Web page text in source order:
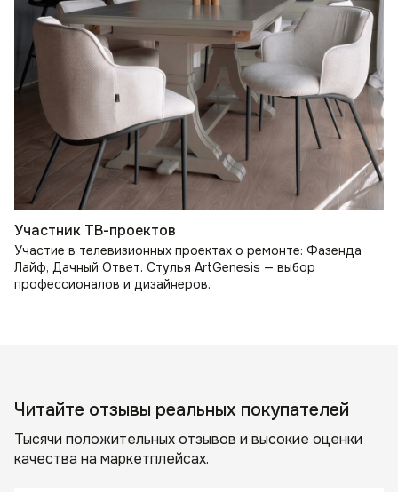
Участник ТВ-проектов
Участие в телевизионных проектах о ремонте: Фазенда
Лайф, Дачный Ответ. Стулья ArtGenesis — выбор
профессионалов и дизайнеров.
Читайте отзывы реальных покупателей
Тысячи положительных отзывов и высокие оценки
качества на маркетплейсах.